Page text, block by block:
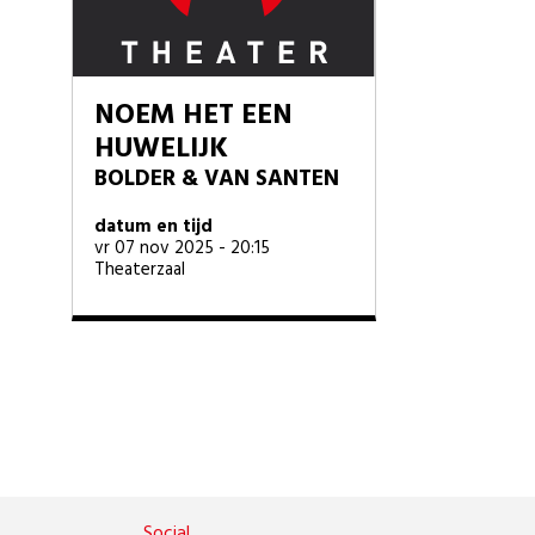
NOEM HET EEN
HUWELIJK
BOLDER & VAN SANTEN
datum en tijd
vr 07 nov 2025 - 20:15
Theaterzaal